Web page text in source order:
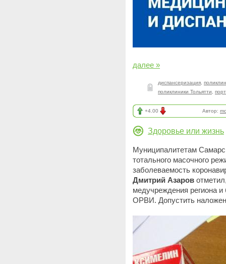
далее »
диспансеризация
поликлиники Тольятти
+4.00 Автор:
Здоровье или жизнь
Муниципалитетам
тотального масочного
заболеваемость
Дмитрий Азаров
медучреждения региона и
ОРВИ. Допустить